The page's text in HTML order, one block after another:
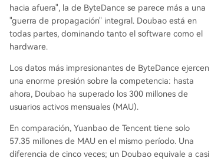
hacia afuera", la de ByteDance se parece más a una
"guerra de propagación" integral. Doubao está en
todas partes, dominando tanto el software como el
hardware.
Los datos más impresionantes de ByteDance ejercen
una enorme presión sobre la competencia: hasta
ahora, Doubao ha superado los 300 millones de
usuarios activos mensuales (MAU).
En comparación, Yuanbao de Tencent tiene solo
57.35 millones de MAU en el mismo período. Una
diferencia de cinco veces; un Doubao equivale a casi